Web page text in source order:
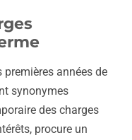
premières années de
synonymes
des charges
procure un